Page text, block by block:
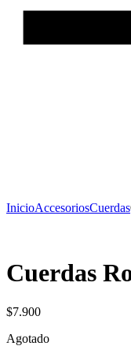
InicioAccesoriosCuerdas
Cuerdas
$7.900
Agotado